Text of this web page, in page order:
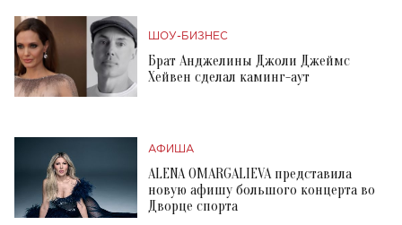
ШОУ-БИЗНЕС
Брат Анджелины Джоли Джеймс
Хейвен сделал каминг-аут
АФИША
ALENA OMARGALIEVA представила
новую афишу большого концерта во
Дворце спорта